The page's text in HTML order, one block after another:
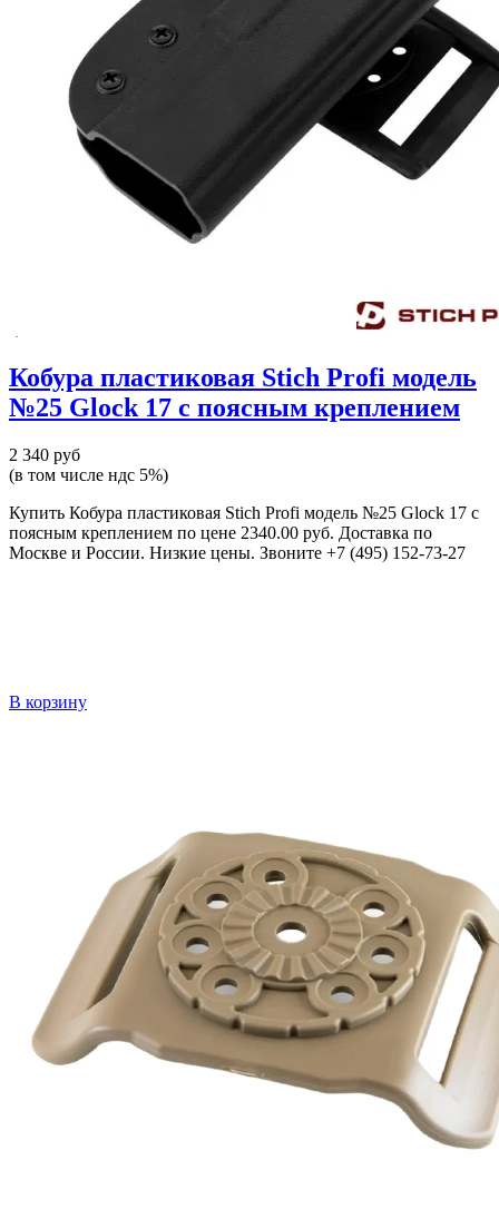
Кобура пластиковая Stich Profi модель
№25 Glock 17 с поясным креплением
2 340 руб
(в том числе ндс 5%)
Купить Кобура пластиковая Stich Profi модель №25 Glock 17 с
поясным креплением по цене 2340.00 руб. Доставка по
Москве и России. Низкие цены. Звоните +7 (495) 152-73-27
В корзину